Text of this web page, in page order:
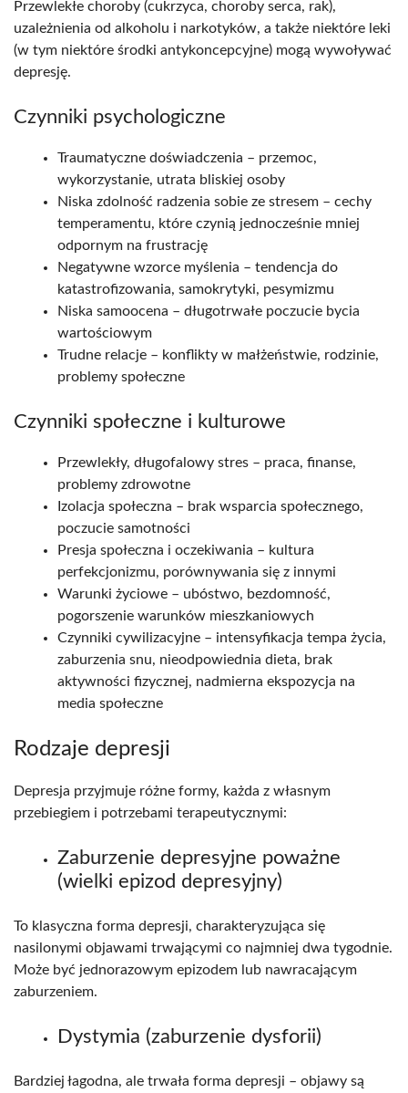
Przewlekłe choroby (cukrzyca, choroby serca, rak),
uzależnienia od alkoholu i narkotyków, a także niektóre leki
(w tym niektóre środki antykoncepcyjne) mogą wywoływać
depresję.​
Czynniki psychologiczne
Traumatyczne doświadczenia – przemoc,
wykorzystanie, utrata bliskiej osoby​
Niska zdolność radzenia sobie ze stresem – cechy
temperamentu, które czynią jednocześnie mniej
odpornym na frustrację​
Negatywne wzorce myślenia – tendencja do
katastrofizowania, samokrytyki, pesymizmu​
Niska samoocena – długotrwałe poczucie bycia
wartościowym​
Trudne relacje – konflikty w małżeństwie, rodzinie,
problemy społeczne​
Czynniki społeczne i kulturowe
Przewlekły, długofalowy stres – praca, finanse,
problemy zdrowotne​
Izolacja społeczna – brak wsparcia społecznego,
poczucie samotności​
Presja społeczna i oczekiwania – kultura
perfekcjonizmu, porównywania się z innymi​
Warunki życiowe – ubóstwo, bezdomność,
pogorszenie warunków mieszkaniowych​
Czynniki cywilizacyjne – intensyfikacja tempa życia,
zaburzenia snu, nieodpowiednia dieta, brak
aktywności fizycznej, nadmierna ekspozycja na
media społeczne​
Rodzaje depresji
Depresja przyjmuje różne formy, każda z własnym
przebiegiem i potrzebami terapeutycznymi:
Zaburzenie depresyjne poważne
(wielki epizod depresyjny)
To klasyczna forma depresji, charakteryzująca się
nasilonymi objawami trwającymi co najmniej dwa tygodnie.
Może być jednorazowym epizodem lub nawracającym
zaburzeniem.​
Dystymia (zaburzenie dysforii)
Bardziej łagodna, ale trwała forma depresji – objawy są